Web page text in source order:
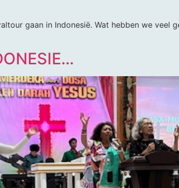
gaan in Indonesië. Wat hebben we veel